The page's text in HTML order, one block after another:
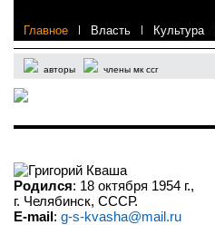
Главное | Власть | Культура
авторы члены мк ссг
Григорий Кваша
Родился: 18 октября 1954 г.,
г. Челябинск, СССР.
Е-mail: g-s-kvasha@mail.ru